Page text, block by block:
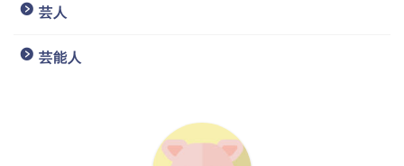
芸人
芸能人